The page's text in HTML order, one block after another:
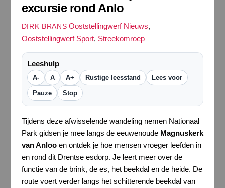
excursie rond Anlo
DIRK BRANS Ooststellingwerf Nieuws,
Ooststellingwerf Sport, Streekomroep
Leeshulp
A- A A+ Rustige leesstand Lees voor
Pauze Stop
Tijdens deze afwisselende wandeling nemen Nationaal
Park gidsen je mee langs de eeuwenoude Magnuskerk
van Anlooen ontdek je hoe mensen vroeger leefden in
en rond dit Drentse esdorp. Je leert meer over de
functie van de brink, de es, het beekdal en de heide. De
route voert verder langs het schitterende beekdal van